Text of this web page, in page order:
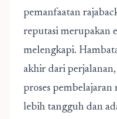
pemanfaatan
reputasi merupakan
melengkapi.
akhir dari
proses
lebih tangguh dan